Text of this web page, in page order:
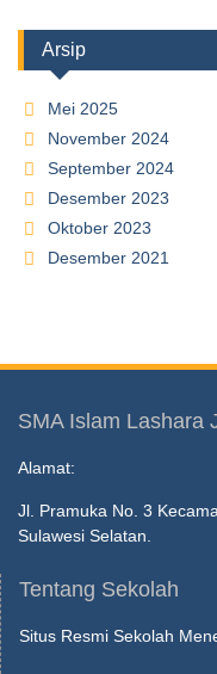
Arsip
Mei 2025
November 2024
September 2024
Desember 2023
Oktober 2023
Desember 2021
SMA Islam Lashara
Alamat:
Jl. Pramuka No. 3
Sulawesi Selatan.
Tentang Sekolah
Situs Resmi Sekolah